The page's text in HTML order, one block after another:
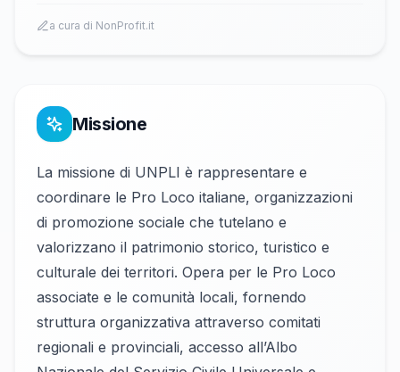
a cura di NonProfit.it
Missione
La missione di UNPLI è rappresentare e
coordinare le Pro Loco italiane, organizzazioni
di promozione sociale che tutelano e
valorizzano il patrimonio storico, turistico e
culturale dei territori. Opera per le Pro Loco
associate e le comunità locali, fornendo
struttura organizzativa attraverso comitati
regionali e provinciali, accesso all’Albo